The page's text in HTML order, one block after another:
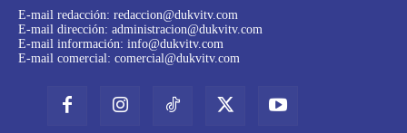
E-mail redacción: redaccion@dukvitv.com
E-mail dirección: administracion@dukvitv.com
E-mail información: info@dukvitv.com
E-mail comercial: comercial@dukvitv.com